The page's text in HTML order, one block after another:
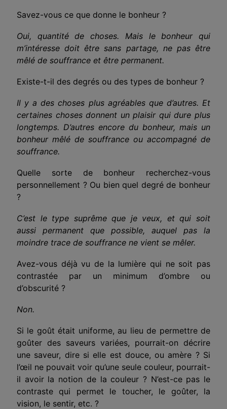
Savez-vous ce que donne le bonheur ?
Oui, quantité de choses. Mais le bonheur qui
m’intéresse doit être sans partage, ne pas être
mêlé de souffrance et être permanent.
Existe-t-il des degrés ou des types de bonheur ?
Il y a des choses plus agréables que d’autres. Et
certaines choses donnent un plaisir qui dure plus
longtemps. D’autres encore du bonheur, mais un
bonheur mêlé de souffrance ou accompagné de
souffrance.
Quelle sorte de bonheur recherchez-vous
personnellement ? Ou bien quel degré de bonheur
?
C’est le type suprême que je veux, et qui soit
aussi permanent que possible, auquel pas la
moindre trace de souffrance ne vient se mêler.
Avez-vous déjà vu de la lumière qui ne soit pas
contrastée par un minimum d’ombre ou
d’obscurité ?
Non.
Si le goût était uniforme, au lieu de permettre de
goûter des saveurs variées, pourrait-on décrire
une saveur, dire si elle est douce, ou amère ? Si
l’œil ne pouvait voir qu’une seule couleur, pourrait-
il avoir la notion de la couleur ? N’est-ce pas le
contraste qui permet le toucher, le goûter, la
vision, le sentir, etc. ?